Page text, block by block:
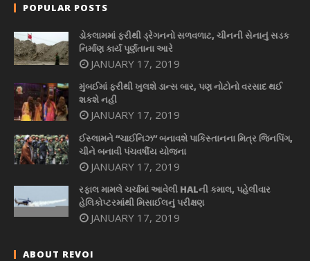
POPULAR POSTS
ડોકલામમાં ફરીથી ડ્રેગનનો સળવળાટ, ચીનની સેનાનું સડક
નિર્માણ કાર્ય પૂર્ણતાના આરે
JANUARY 17, 2019
મુંબઈમાં ફરીથી ખુલશે ડાન્સ બાર, પણ નોટોનો વરસાદ થઈ
શકશે નહીં
JANUARY 17, 2019
ઈસ્લામને “ચાઈનિઝ” બનાવશે પાકિસ્તાનના મિત્ર જિનપિંગ,
ચીને બનાવી પંચવર્ષીય યોજના
JANUARY 17, 2019
રફાલ મામલે ચર્ચામાં આવેલી HALની કમાલ, પહેલીવાર
હેલિકોપ્ટરમાંથી મિસાઈલનું પરીક્ષણ
JANUARY 17, 2019
ABOUT REVOI